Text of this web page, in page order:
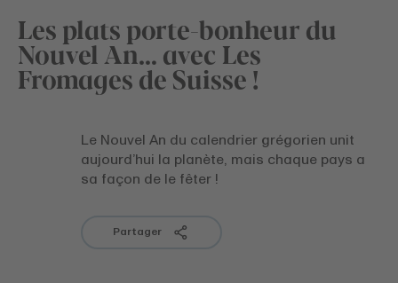
Les plats porte-bonheur du
Nouvel An… avec Les
Fromages de Suisse !
Le Nouvel An du calendrier grégorien unit
aujourd’hui la planète, mais chaque pays a
sa façon de le fêter !
Partager